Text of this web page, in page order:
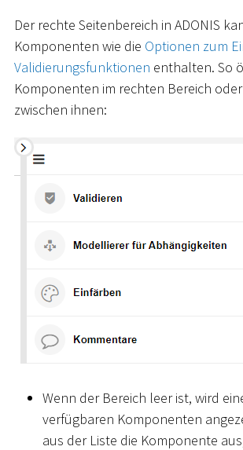
Der rechte Seitenbereich in ADONIS
Komponenten wie die Optionen zum
Validierungsfunktionen enthalten. So
Komponenten im rechten Bereich
zwischen ihnen:
Wenn der Bereich leer ist, wird
verfügbaren Komponenten
aus der Liste die Komponente